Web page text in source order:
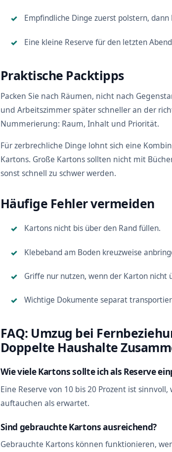
Empfindliche Dinge zuerst polstern,
Eine kleine Reserve für den letzten
Praktische Packtipps
Packen Sie nach Räumen, nicht nach
und Arbeitszimmer später schneller an der
Nummerierung: Raum, Inhalt und Priorität.
Für zerbrechliche Dinge lohnt sich eine
Kartons. Große Kartons sollten nicht mit
sonst schnell zu schwer werden.
Häufige Fehler vermeiden
Kartons nicht bis über den Rand füllen.
Klebeband am Boden kreuzweise
Griffe nur nutzen, wenn der Karton nicht
Wichtige Dokumente separat
FAQ: Umzug bei
Doppelte Haushalte
Wie viele Kartons sollte ich als Reserve
Eine Reserve von 10 bis 20 Prozent ist
auftauchen als erwartet.
Sind gebrauchte Kartons ausreichend?
Gebrauchte Kartons können funktionieren,